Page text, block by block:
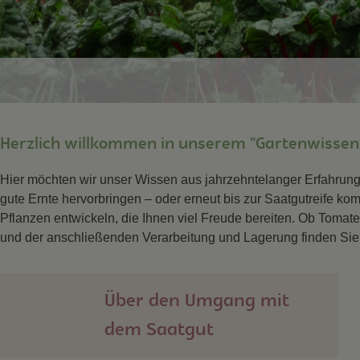
Herzlich willkommen in unserem
Hier möchten wir unser Wissen aus jahrzehntelanger
gute Ernte hervorbringen – oder erneut bis zur Saatgutreife
Pflanzen entwickeln, die Ihnen viel Freude bereiten. Ob
und der anschließenden Verarbeitung und Lagerung finden
Über den Umgang mit
dem Saatgut